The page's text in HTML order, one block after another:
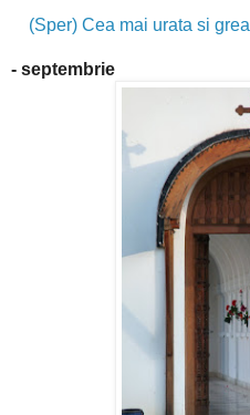
(Sper) Cea mai urata si
- septembrie